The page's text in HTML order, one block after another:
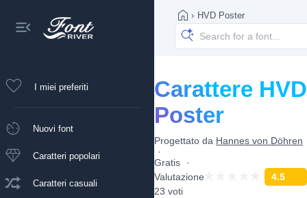
I miei preferiti
Nuovi font
Caratteri popolari
Caratteri casuali
› HVD Poster
Carattere HVD
Poster
Progettato da Hannes von Döhren
Gratis
Valutazione
4.5
23 voti